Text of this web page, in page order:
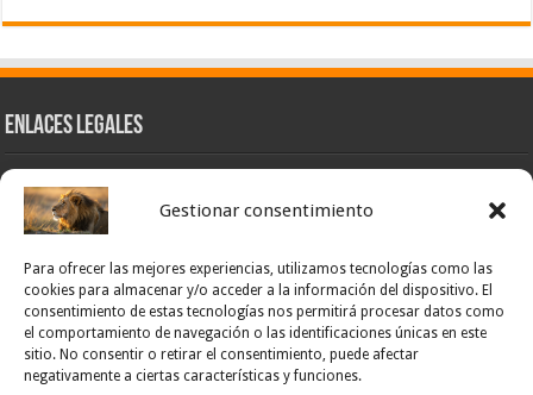
Gestionar consentimiento
Para ofrecer las mejores experiencias, utilizamos tecnologías como las
cookies para almacenar y/o acceder a la información del dispositivo. El
consentimiento de estas tecnologías nos permitirá procesar datos como
el comportamiento de navegación o las identificaciones únicas en este
sitio. No consentir o retirar el consentimiento, puede afectar
negativamente a ciertas características y funciones.
Enlaces Legales
Nuestra Esencia
Pulso Global
POLÍTICA DE PRIVACIDAD – NOTICIAS PONCE OFICIAL
TÉRMINOS Y CONDICIONES – NOTICIAS PONCE OFICIAL
Opt-out preferences